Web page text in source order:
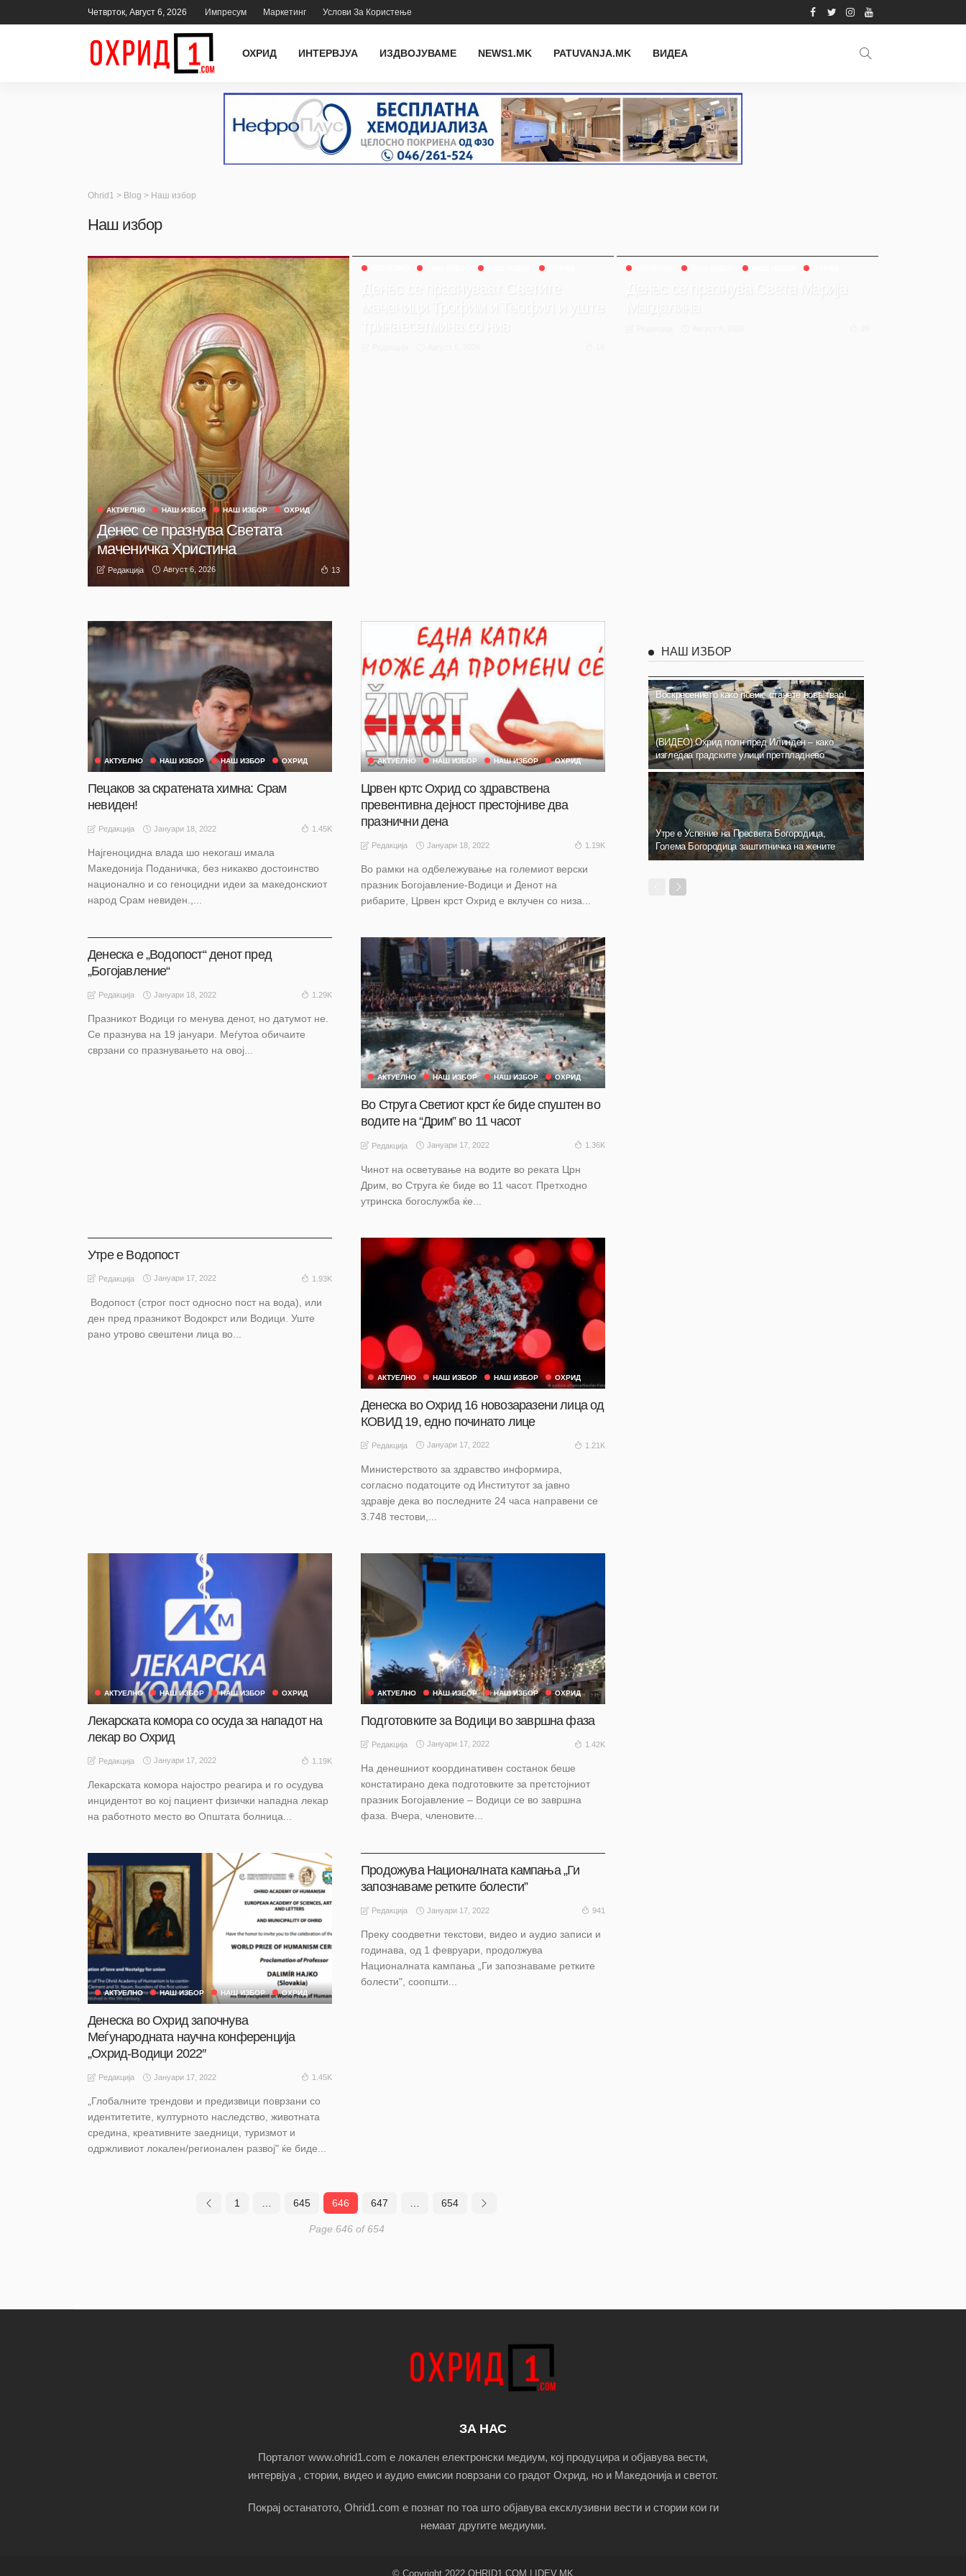
Четврток, Август 6, 2026 Импресум Маркетинг Услови За Користење
ОХРИД ИНТЕРВЈУА ИЗДВОЈУВАМЕ NEWS1.MK PATUVANJA.MK ВИДЕА
Ohrid1 > Blog > Наш избор
Наш избор
АКТУЕЛНО НАШ ИЗБОР НАШ ИЗБОР ОХРИД
Денес се празнува Светата
маченичка Христина
Редакција Август 6, 2026 13
АКТУЕЛНО НАШ ИЗБОР НАШ ИЗБОР ОХРИД
Пецаков за скратената химна: Срам
невиден!
Редакција Јануари 18, 2022 1.45K
Најгеноцидна влада шо некогаш имала
Македонија Поданичка, без никакво достоинство
национално и со геноцидни идеи за македонскиот
народ Срам невиден.,...
АКТУЕЛНО НАШ ИЗБОР НАШ ИЗБОР ОХРИД
Црвен кртс Охрид со здравствена
превентивна дејност престојниве два
празнични дена
Редакција Јануари 18, 2022 1.19K
Во рамки на одбележување на големиот верски
празник Богојавление-Водици и Денот на
рибарите, Црвен крст Охрид е вклучен со низа...
Денеска е „Водопост“ денот пред
„Богојавление“
Редакција Јануари 18, 2022 1.29K
Празникот Водици го менува денот, но датумот не.
Се празнува на 19 јануари. Меѓутоа обичаите
сврзани со празнувањето на овој...
АКТУЕЛНО НАШ ИЗБОР НАШ ИЗБОР ОХРИД
Во Струга Светиот крст ќе биде спуштен во
водите на “Дрим” во 11 часот
Редакција Јануари 17, 2022 1.36K
Чинот на осветување на водите во реката Црн
Дрим, во Струга ќе биде во 11 часот. Претходно
утринска богослужба ќе...
Утре е Водопост
Редакција Јануари 17, 2022 1.93K
Водопост (строг пост односно пост на вода), или
ден пред празникот Водокрст или Водици. Уште
рано утрово свештени лица во...
АКТУЕЛНО НАШ ИЗБОР НАШ ИЗБОР ОХРИД
Денеска во Охрид 16 новозаразени лица од
КОВИД 19, едно починато лице
Редакција Јануари 17, 2022 1.21K
Министерството за здравство информира,
согласно податоците од Институтот за јавно
здравје дека во последните 24 часа направени се
3.748 тестови,...
АКТУЕЛНО НАШ ИЗБОР НАШ ИЗБОР ОХРИД
Лекарската комора со осуда за нападот на
лекар во Охрид
Редакција Јануари 17, 2022 1.19K
Лекарската комора најостро реагира и го осудува
инцидентот во кој пациент физички нападна лекар
на работното место во Општата болница...
АКТУЕЛНО НАШ ИЗБОР НАШ ИЗБОР ОХРИД
Подготовките за Водици во завршна фаза
Редакција Јануари 17, 2022 1.42K
На денешниот координативен состанок беше
констатирано дека подготовките за претстојниот
празник Богојавление – Водици се во завршна
фаза. Вчера, членовите...
АКТУЕЛНО НАШ ИЗБОР НАШ ИЗБОР ОХРИД
Денеска во Охрид започнува
Меѓународната научна конференција
„Охрид-Водици 2022″
Редакција Јануари 17, 2022 1.45K
„Глобалните трендови и предизвици поврзани со
идентитетите, културното наследство, животната
средина, креативните заедници, туризмот и
одржливиот локален/регионален развој" ќе биде...
Продожува Националната кампања „Ги
запознаваме ретките болести”
Редакција Јануари 17, 2022 941
Преку соодветни текстови, видео и аудио записи и
годинава, од 1 февруари, продолжува
Националната кампања „Ги запознаваме ретките
болести", соопшти...
1 … 645 646 647 … 654
Page 646 of 654
НАШ ИЗБОР
Воскресението како повик: станете нова твар!
(ВИДЕО) Охрид полн пред Илинден – како
изгледаа градските улици претпладнево
Утре е Успение на Пресвета Богородица,
Голема Богородица заштитничка на жените
ЗА НАС
Порталот www.ohrid1.com е локален електронски медиум, кој продуцира и објавува вести,
интервјуа , стории, видео и аудио емисии поврзани со градот Охрид, но и Македонија и светот.
Покрај останатото, Ohrid1.com е познат по тоа што објавува ексклузивни вести и стории кои ги
немаат другите медиуми.
© Copyright 2022 OHRID1.COM | IDEV.MK